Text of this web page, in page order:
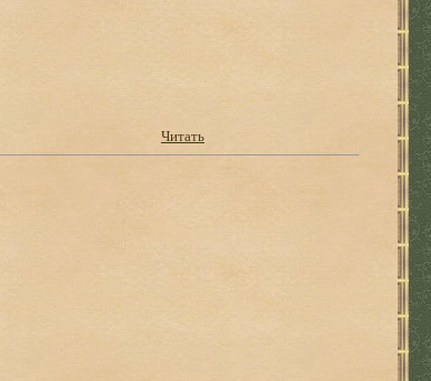
Читать